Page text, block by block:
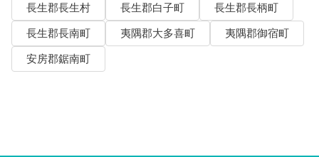
長生郡長生村
長生郡白子町
長生郡長柄町
長生郡長南町
夷隅郡大多喜町
夷隅郡御宿町
安房郡鋸南町